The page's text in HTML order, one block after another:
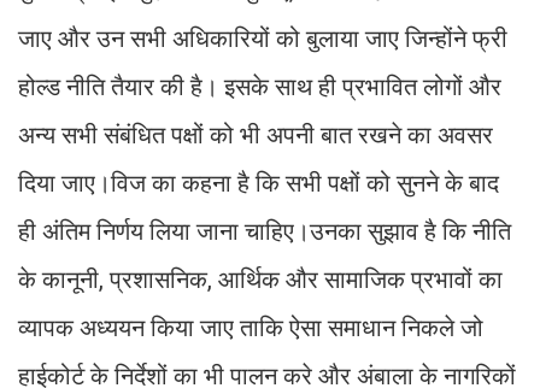
जाए और उन सभी अधिकारियों को बुलाया जाए जिन्होंने फ्री
होल्ड नीति तैयार की है। इसके साथ ही प्रभावित लोगों और
अन्य सभी संबंधित पक्षों को भी अपनी बात रखने का अवसर
दिया जाए।विज का कहना है कि सभी पक्षों को सुनने के बाद
ही अंतिम निर्णय लिया जाना चाहिए।उनका सुझाव है कि नीति
के कानूनी, प्रशासनिक, आर्थिक और सामाजिक प्रभावों का
व्यापक अध्ययन किया जाए ताकि ऐसा समाधान निकले जो
हाईकोर्ट के निर्देशों का भी पालन करे और अंबाला के नागरिकों